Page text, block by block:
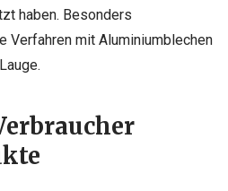
haben. Besonders
Verfahren mit Aluminiumblechen